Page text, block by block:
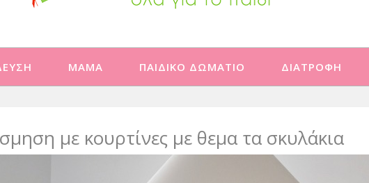
ΜΑΜΑ ΠΑΙΔΙΚΟ ΔΩΜΑΤΙΟ ΔΙΑΤΡΟΦΗ
με κουρτίνες με θεμα τα σκυλάκια